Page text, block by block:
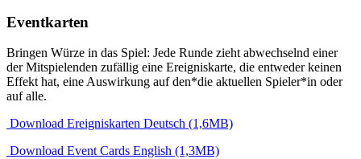
Eventkarten
Bringen Würze in das Spiel: Jede Runde zieht abwechselnd einer
der Mitspielenden zufällig eine Ereigniskarte, die entweder keinen
Effekt hat, eine Auswirkung auf den*die aktuellen Spieler*in oder
auf alle.
Download Ereigniskarten Deutsch (1,6MB)
Download Event Cards English (1,3MB)